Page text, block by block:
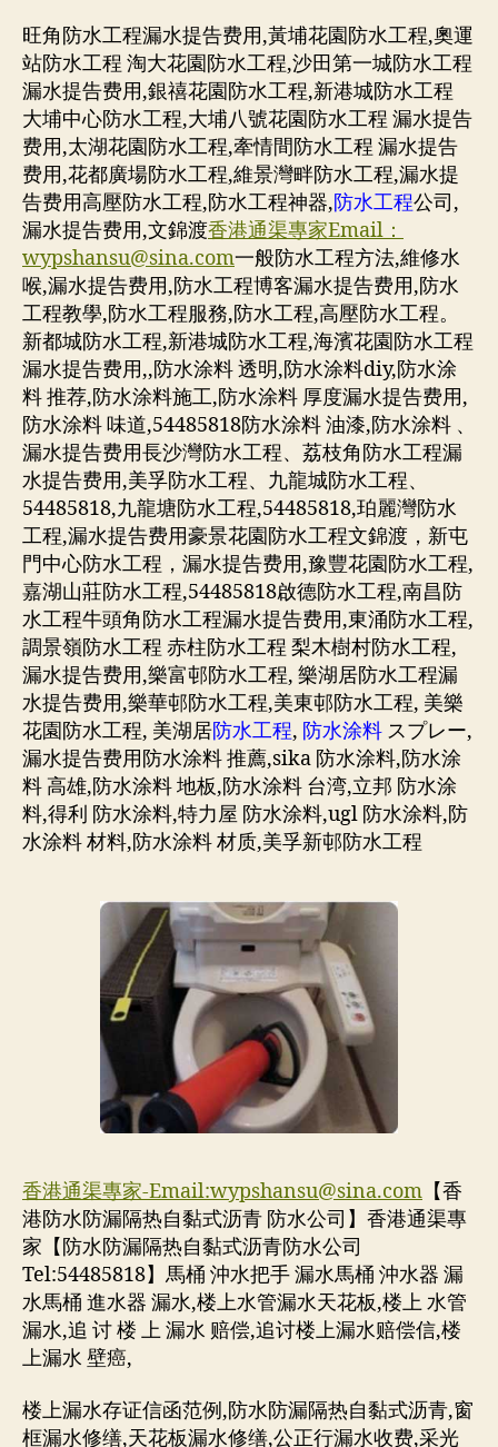
旺角防水工程漏水提告费用,黃埔花園防水工程,奧運
站防水工程 淘大花園防水工程,沙田第一城防水工程
漏水提告费用,銀禧花園防水工程,新港城防水工程
大埔中心防水工程,大埔八號花園防水工程 漏水提告
费用,太湖花園防水工程,牽情間防水工程 漏水提告
费用,花都廣場防水工程,維景灣畔防水工程,漏水提
告费用高壓防水工程,防水工程神器,防水工程公司,
漏水提告费用,文錦渡香港通渠專家Email：
wypshansu@sina.com一般防水工程方法,維修水
喉,漏水提告费用,防水工程博客漏水提告费用,防水
工程教學,防水工程服務,防水工程,高壓防水工程。
新都城防水工程,新港城防水工程,海濱花園防水工程
漏水提告费用,,防水涂料 透明,防水涂料diy,防水涂
料 推荐,防水涂料施工,防水涂料 厚度漏水提告费用,
防水涂料 味道,54485818防水涂料 油漆,防水涂料 、
漏水提告费用長沙灣防水工程、荔枝角防水工程漏
水提告费用,美孚防水工程、九龍城防水工程、
54485818,九龍塘防水工程,54485818,珀麗灣防水
工程,漏水提告费用豪景花園防水工程文錦渡，新屯
門中心防水工程，漏水提告费用,豫豐花園防水工程,
嘉湖山莊防水工程,54485818啟德防水工程,南昌防
水工程牛頭角防水工程漏水提告费用,東涌防水工程,
調景嶺防水工程 赤柱防水工程 梨木樹村防水工程,
漏水提告费用,樂富邨防水工程, 樂湖居防水工程漏
水提告费用,樂華邨防水工程,美東邨防水工程, 美樂
花園防水工程, 美湖居防水工程, 防水涂料 スプレー,
漏水提告费用防水涂料 推薦,sika 防水涂料,防水涂
料 高雄,防水涂料 地板,防水涂料 台湾,立邦 防水涂
料,得利 防水涂料,特力屋 防水涂料,ugl 防水涂料,防
水涂料 材料,防水涂料 材质,美孚新邨防水工程
香港通渠專家-Email:wypshansu@sina.com 【香
港防水防漏隔热自黏式沥青 防水公司】香港通渠專
家【防水防漏隔热自黏式沥青防水公司
Tel:54485818】馬桶 沖水把手 漏水馬桶 沖水器 漏
水馬桶 進水器 漏水,楼上水管漏水天花板,楼上 水管
漏水,追 讨 楼 上 漏水 赔偿,追讨楼上漏水赔偿信,楼
上漏水 壁癌,
楼上漏水存证信函范例,防水防漏隔热自黏式沥青,窗
框漏水修缮,天花板漏水修缮,公正行漏水收费,采光